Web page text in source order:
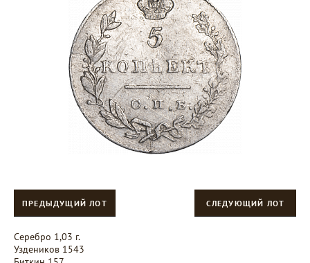
ПРЕДЫДУЩИЙ ЛОТ СЛЕДУЮЩИЙ ЛОТ
Серебро 1,03 г.
Уздеников 1543